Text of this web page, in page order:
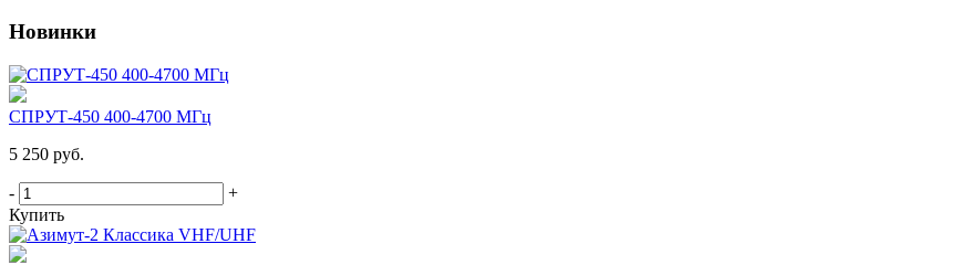
Новинки
СПРУТ-450 400-4700 МГц
5 250 руб.
-
+
Купить